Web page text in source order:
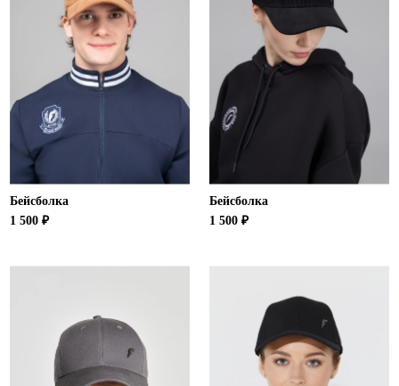
Томская область (1)
Тульская область (1)
Тюменская область (3)
Хакасия (1)
Ханты-Мансийский автономный округ (3)
Челябинская область (2)
Ямало-Ненецкий автономный округ (1)
Ярославская область (1)
Бейсболка
1 500 ₽
Бейсболка
1 500 ₽